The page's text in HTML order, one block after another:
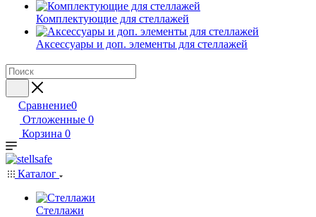
Комплектующие для стеллажей
Аксессуары и доп. элементы для стеллажей
Сравнение0
Отложенные 0
Корзина 0
Каталог
Стеллажи